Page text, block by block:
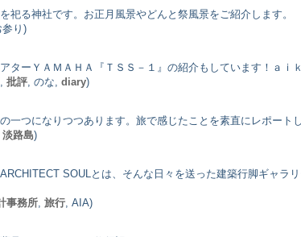
る神社です。お正月風景やどんと祭風景をご紹介します。
参り)
ターＹＡＭＡＨＡ『ＴＳＳ－１』の紹介もしています！ａｉ
批評 , のな, diary)
つになりつつあります。旅で感じたことを素直にレポートし
淡路島)
SOULとは、そんな日々を送った建築行脚ギャラ
事務所 旅行 , AIA)